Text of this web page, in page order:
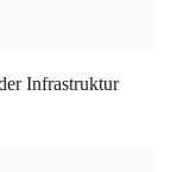
Infrastruktur